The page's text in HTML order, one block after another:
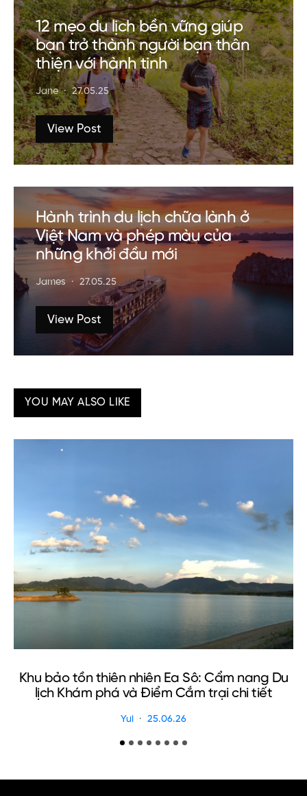
12 mẹo du lịch bền vững giúp
bạn trở thành người bạn thân
thiện với hành tinh
Jane 27.05.25
View Post
Hành trình du lịch chữa lành ở
Việt Nam và phép màu của
những khởi đầu mới
James 27.05.25
View Post
YOU MAY ALSO LIKE
Khu bảo tồn thiên nhiên Ea Sô: Cẩm nang Du
lịch Khám phá và Điểm Cắm trại chi tiết
Yui 25.06.26